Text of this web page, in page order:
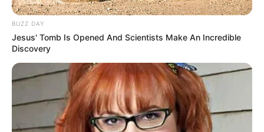
BUZZ DAY
Jesus' Tomb Is Opened And Scientists Make An Incredible
Discovery